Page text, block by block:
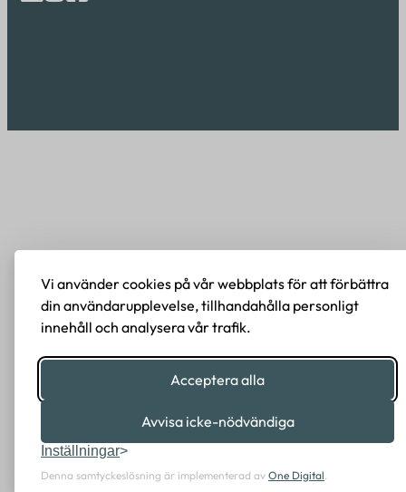
Vi använder cookies på vår webbplats för att förbättra
din användarupplevelse, tillhandahålla personligt
innehåll och analysera vår trafik.
Acceptera alla
Avvisa icke-nödvändiga
Inställningar
Denna samtyckeslösning är implementerad av One Digital.